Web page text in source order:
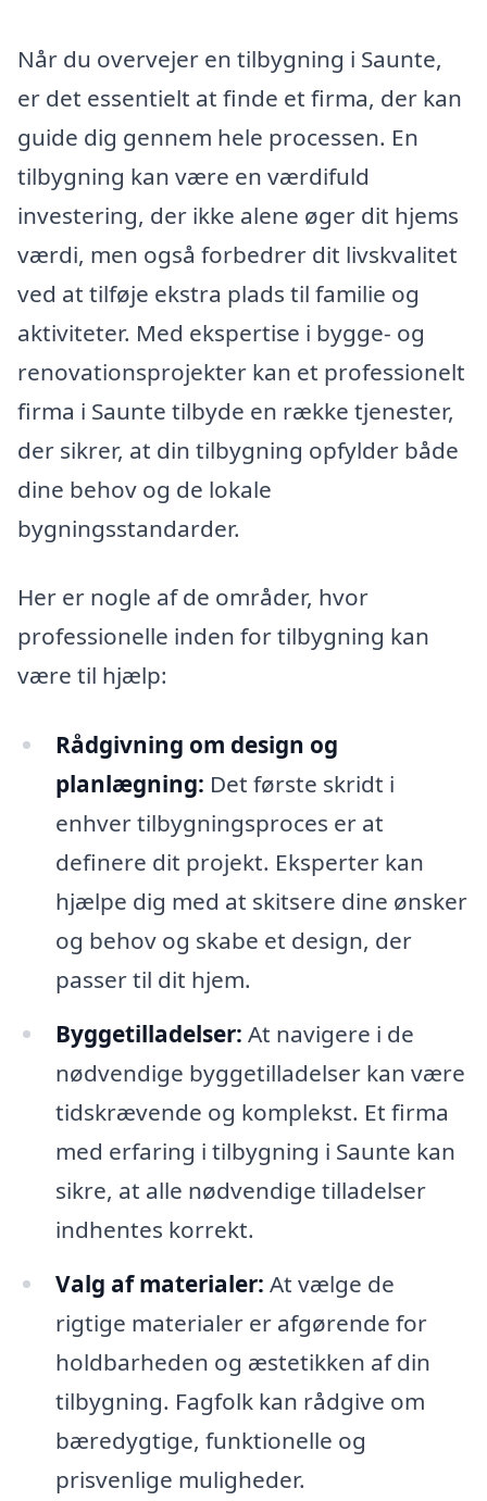
Når du overvejer en tilbygning i Saunte,
er det essentielt at finde et firma, der kan
guide dig gennem hele processen. En
tilbygning kan være en værdifuld
investering, der ikke alene øger dit hjems
værdi, men også forbedrer dit livskvalitet
ved at tilføje ekstra plads til familie og
aktiviteter. Med ekspertise i bygge- og
renovationsprojekter kan et professionelt
firma i Saunte tilbyde en række tjenester,
der sikrer, at din tilbygning opfylder både
dine behov og de lokale
bygningsstandarder.
Her er nogle af de områder, hvor
professionelle inden for tilbygning kan
være til hjælp:
Rådgivning om design og
planlægning: Det første skridt i
enhver tilbygningsproces er at
definere dit projekt. Eksperter kan
hjælpe dig med at skitsere dine ønsker
og behov og skabe et design, der
passer til dit hjem.
Byggetilladelser: At navigere i de
nødvendige byggetilladelser kan være
tidskrævende og komplekst. Et firma
med erfaring i tilbygning i Saunte kan
sikre, at alle nødvendige tilladelser
indhentes korrekt.
Valg af materialer: At vælge de
rigtige materialer er afgørende for
holdbarheden og æstetikken af din
tilbygning. Fagfolk kan rådgive om
bæredygtige, funktionelle og
prisvenlige muligheder.